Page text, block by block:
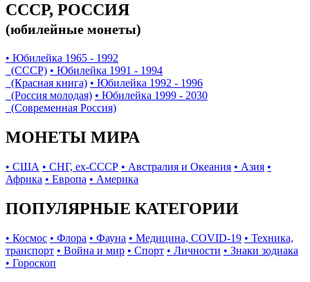
СССР, РОССИЯ
(юбилейные монеты)
• Юбилейка 1965 - 1992
(СССР) • Юбилейка 1991 - 1994
(Красная книга) • Юбилейка 1992 - 1996
(Россия молодая) • Юбилейка 1999 - 2030
(Современная Россия)
МОНЕТЫ МИРА
• США • СНГ, ex-СССР • Австралия и Океания • Азия •
Африка • Европа • Америка
ПОПУЛЯРНЫЕ КАТЕГОРИИ
• Космос • Флора • Фауна • Медицина, COVID-19 • Техника,
транспорт • Война и мир • Спорт • Личности • Знаки зодиака
• Гороскоп